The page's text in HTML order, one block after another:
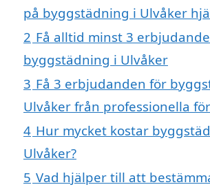
på byggstädning i Ulvåker
2 Få alltid minst 3
byggstädning i Ulvåker
3 Få 3 erbjudanden för
Ulvåker från professionella
4 Hur mycket kostar
Ulvåker?
5 Vad hjälper till att